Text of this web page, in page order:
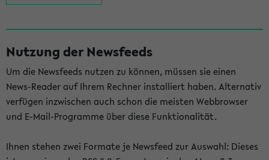
Nutzung der Newsfeeds
Um die Newsfeeds nutzen zu können, müssen sie einen
News-Reader auf Ihrem Rechner installiert haben. Alternativ
verfügen inzwischen auch schon die meisten Webbrowser
und E-Mail-Programme über diese Funktionalität.
Ihnen stehen zwei Formate je Newsfeed zur Auswahl: Dieses